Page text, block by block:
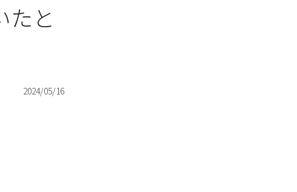
と
2024/05/16